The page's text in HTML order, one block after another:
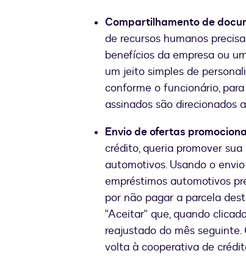
Compartilhamento de
de recursos humanos
benefícios da empresa ou
um jeito simples de
conforme o funcionário,
assinados são direcionados
Envio de ofertas
crédito, queria promover
automotivos. Usando o
empréstimos automotivos
por não pagar a parcela
"Aceitar" que, quando
reajustado do mês
volta à cooperativa de